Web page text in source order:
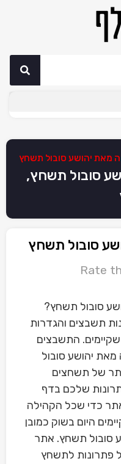
מאת יהושע סובול תשחץ
סובול תשחץ,
סובול תשחץ
Rate
סובול תשחץ?
תשבצים והגדרות
התשבצים
יהושע סובול
של תשחצים
שלכם בדף
כדי שכל הקהילה
היום בשוק כמובן
סובול תשחץ. אתר
פתרונות לתשחץ